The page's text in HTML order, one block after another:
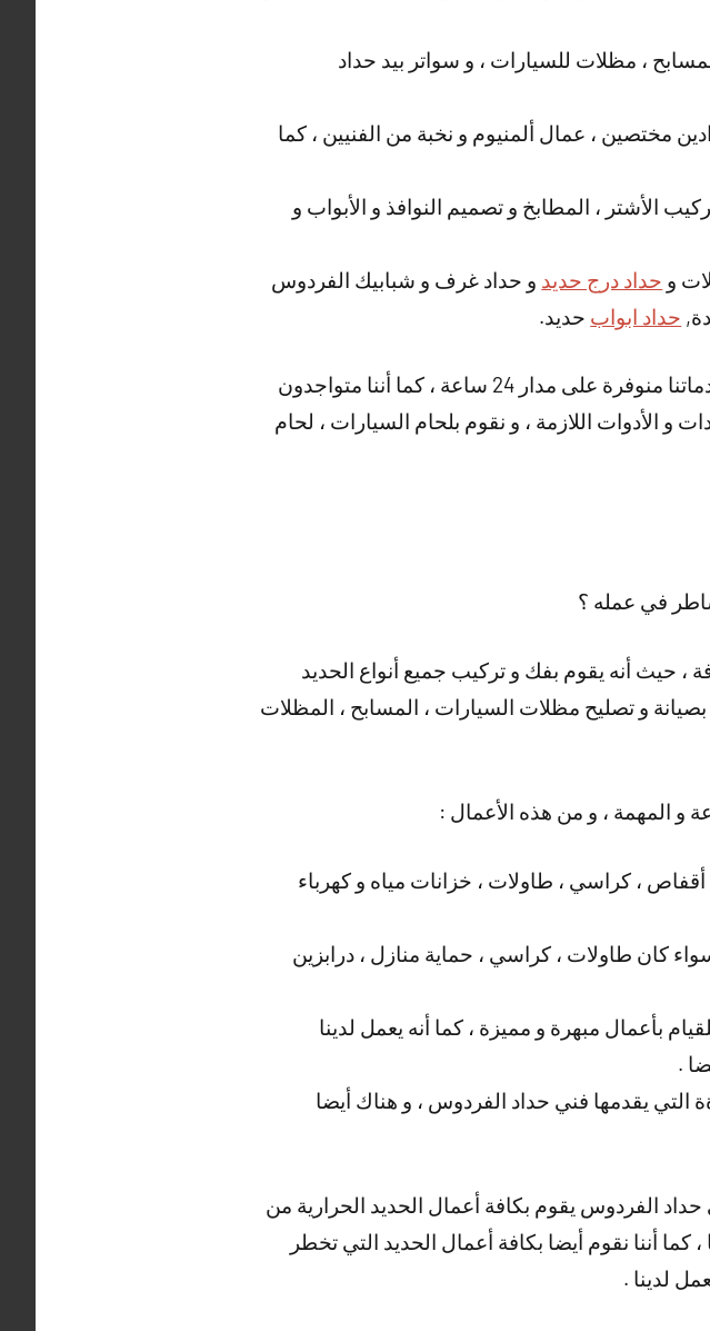
، مظلات للسيارات ، و سواتر بيد حداد
مختصين ، عمال ألمنيوم و نخبة من الفنيين ، كما
الأشتر ، المطابخ و تصميم النوافذ و الأبواب و
و حداد درج حديد و حداد غرف و شبابيك الفردوس
حداد ابواب حديد.
و هناك أيضا العديد من الأعمال التي يقوم بها حداد الفردوس ، خدماتنا منوفرة على مدار 24 ساعة ، كما أننا متواجدون
الأدوات اللازمة ، و نقوم بلحام السيارات ، لحام
في عمله ؟
، حيث أنه يقوم بفك و تركيب جميع أنواع الحديد
بصيانة و تصليح مظلات السيارات ، المسابح ، المظلات
و المهمة ، و من هذه الأعمال :
، كراسي ، طاولات ، خزانات مياه و كهرباء
كان طاولات ، كراسي ، حماية منازل ، درابزين
بأعمال مبهرة و مميزة ، كما أنه يعمل لدينا
.
التي يقدمها فني حداد الفردوس ، و هناك أيضا
حداد الفردوس يقوم بكافة أعمال الحديد الحرارية من
كما أننا نقوم أيضا بكافة أعمال الحديد التي تخطر
لدينا .